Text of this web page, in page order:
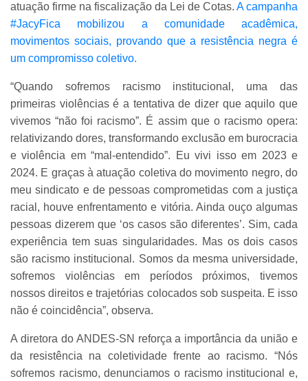
atuação firme na fiscalização da Lei de Cotas. A campanha
#JacyFica mobilizou a comunidade acadêmica,
movimentos sociais, provando que a resistência negra é
um compromisso coletivo.
“Quando sofremos racismo institucional, uma das
primeiras violências é a tentativa de dizer que aquilo que
vivemos “não foi racismo”. É assim que o racismo opera:
relativizando dores, transformando exclusão em burocracia
e violência em “mal-entendido”. Eu vivi isso em 2023 e
2024. E graças à atuação coletiva do movimento negro, do
meu sindicato e de pessoas comprometidas com a justiça
racial, houve enfrentamento e vitória. Ainda ouço algumas
pessoas dizerem que ‘os casos são diferentes’. Sim, cada
experiência tem suas singularidades. Mas os dois casos
são racismo institucional. Somos da mesma universidade,
sofremos violências em períodos próximos, tivemos
nossos direitos e trajetórias colocados sob suspeita. E isso
não é coincidência”, observa.
A diretora do ANDES-SN reforça a importância da união e
da resistência na coletividade frente ao racismo. “Nós
sofremos racismo, denunciamos o racismo institucional e,